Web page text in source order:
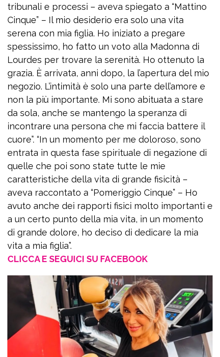
tribunali e processi – aveva spiegato a “Mattino
Cinque” – Il mio desiderio era solo una vita
serena con mia figlia. Ho iniziato a pregare
spessissimo, ho fatto un voto alla Madonna di
Lourdes per trovare la serenità. Ho ottenuto la
grazia. È arrivata, anni dopo, la l’apertura del mio
negozio. L’intimità è solo una parte dell’amore e
non la più importante. Mi sono abituata a stare
da sola, anche se mantengo la speranza di
incontrare una persona che mi faccia battere il
cuore”. “In un momento per me doloroso, sono
entrata in questa fase spirituale di negazione di
quelle che poi sono state tutte le mie
caratteristiche della vita di grande fisicità –
aveva raccontato a “Pomeriggio Cinque” – Ho
avuto anche dei rapporti fisici molto importanti e
a un certo punto della mia vita, in un momento
di grande dolore, ho deciso di dedicare la mia
vita a mia figlia”.
CLICCA E SEGUICI SU FACEBOOK